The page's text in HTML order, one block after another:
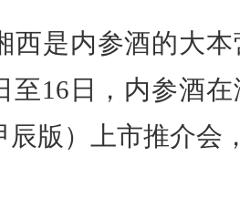
西是内参酒的大
至16日，内参酒
辰版）上市推介会